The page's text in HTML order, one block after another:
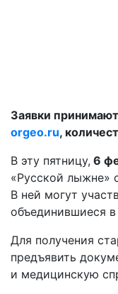
Заявки
orgeo.ru,
В эту пятницу, 6
«Русской лыжне»
В ней могут
объединившиеся
Для получения
предъявить
и медицинскую